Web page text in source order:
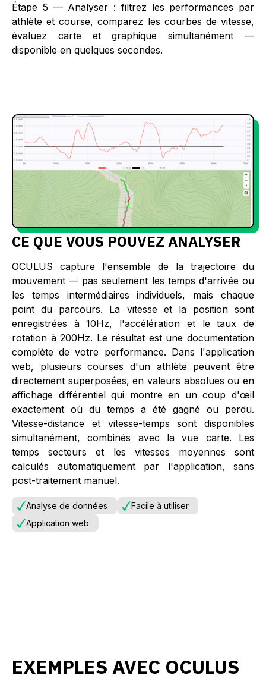
‍Étape 5 — Analyser : filtrez les performances par
athlète et course, comparez les courbes de vitesse,
évaluez carte et graphique simultanément —
disponible en quelques secondes.
CE QUE VOUS POUVEZ ANALYSER
OCULUS capture l'ensemble de la trajectoire du
mouvement — pas seulement les temps d'arrivée ou
les temps intermédiaires individuels, mais chaque
point du parcours. La vitesse et la position sont
enregistrées à 10Hz, l'accélération et le taux de
rotation à 200Hz. Le résultat est une documentation
complète de votre performance. Dans l'application
web, plusieurs courses d'un athlète peuvent être
directement superposées, en valeurs absolues ou en
affichage différentiel qui montre en un coup d'œil
exactement où du temps a été gagné ou perdu.
Vitesse-distance et vitesse-temps sont disponibles
simultanément, combinés avec la vue carte. Les
temps secteurs et les vitesses moyennes sont
calculés automatiquement par l'application, sans
post-traitement manuel.
Analyse de données
Facile à utiliser
Application web
EXEMPLES AVEC OCULUS